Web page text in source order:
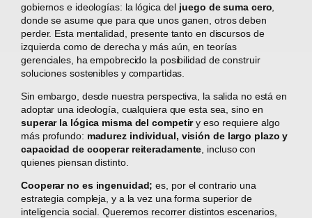
gobiernos e ideologías: la lógica del juego de suma cero
donde se asume que para que unos ganen, otros deben
perder. Esta mentalidad, presente tanto en discursos de
izquierda como de derecha y más aún, en teorías
gerenciales, ha empobrecido la posibilidad de construir
soluciones sostenibles y compartidas.
Sin embargo, desde nuestra perspectiva, la salida no está en
adoptar una ideología, cualquiera que esta sea, sino en
superar la lógica misma del competiry eso requiere algo
más profundo: madurez individual, visión de largo plazo y
capacidad de cooperar reiteradamente , incluso con
quienes piensan distinto.
Cooperar no es ingenuidad;es, por el contrario una
estrategia compleja, y a la vez una forma superior de
inteligencia social. Queremos recorrer distintos escenarios,